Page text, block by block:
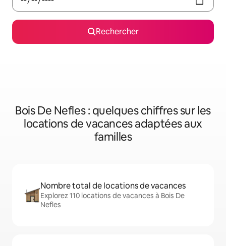
Rechercher
Bois De Nefles : quelques chiffres sur les
locations de vacances adaptées aux
familles
Nombre total de locations de vacances
Explorez 110 locations de vacances à Bois De
Nefles